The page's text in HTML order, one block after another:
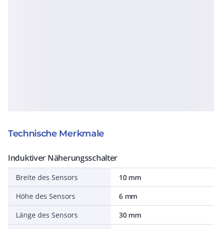
Technische Merkmale
Induktiver Näherungsschalter
Breite des Sensors
10 mm
Höhe des Sensors
6 mm
Länge des Sensors
30 mm